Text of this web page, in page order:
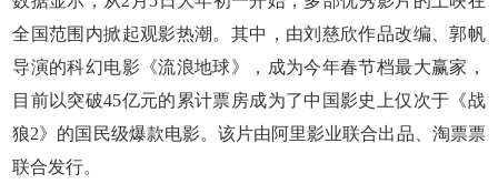
全国范围内掀起观影热潮。其中，由刘慈欣作品改编、郭帆
导演的科幻电影《流浪地球》，成为今年春节档最大赢家，
目前以突破45亿元的累计票房成为了中国影史上仅次于《战
狼2》的国民级爆款电影。该片由阿里影业联合出品、淘票票
联合发行。